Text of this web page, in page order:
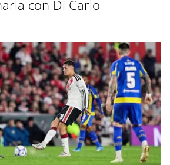
con Di Carlo